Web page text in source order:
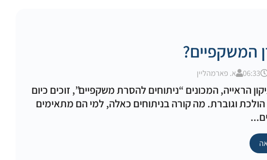
המשקפיים?
06:33 א. פארמהליין
הראייה, המכונים “ניתוחים להסרת משקפיים”, זוכים כיום
הולכת וגוברת. מה קורה בניתוחים כאלה, למי הם מתאימים